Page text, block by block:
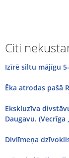
Citi
Izīrē siltu mājīgu
Ēka atrodas pašā
Ekskluzīva
Daugavu.
Divlīmeņa